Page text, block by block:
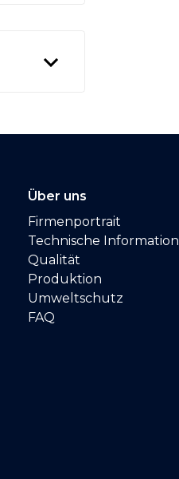
Über uns
Firmenportrait
Technische Information
Qualität
Produktion
Umweltschutz
FAQ